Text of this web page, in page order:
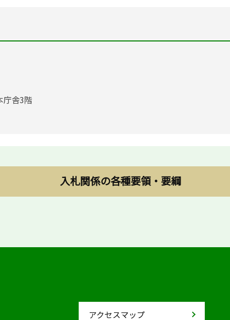
庁舎3階
入札関係の各種要領・要綱
アクセスマップ